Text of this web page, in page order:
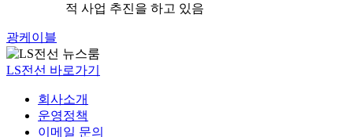
적 사업 추진을 하고 있음
광케이블
LS전선 바로가기
회사소개
운영정책
이메일 문의